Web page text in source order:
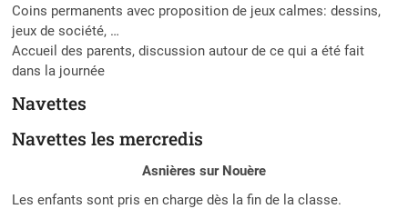
Coins permanents avec proposition de jeux calmes: dessins,
jeux de société, …
Accueil des parents, discussion autour de ce qui a été fait
dans la journée
Navettes
Navettes les mercredis
Asnières sur Nouère
Les enfants sont pris en charge dès la fin de la classe.